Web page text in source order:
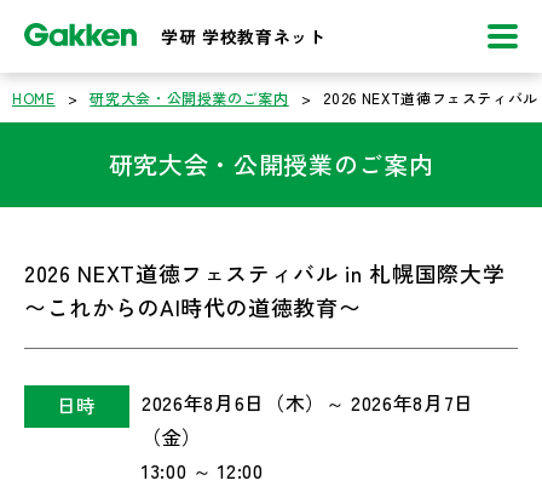
学研 学校教育ネット
HOME > 研究大会・公開授業のご案内 > 2026 NEXT道徳フェスティバ
研究大会・公開授業のご案内
2026 NEXT道徳フェスティバル in 札幌国際大学
〜これからのAI時代の道徳教育〜
日時
2026年8月6日（木）～ 2026年8月7日
（金）
13:00 ～ 12:00